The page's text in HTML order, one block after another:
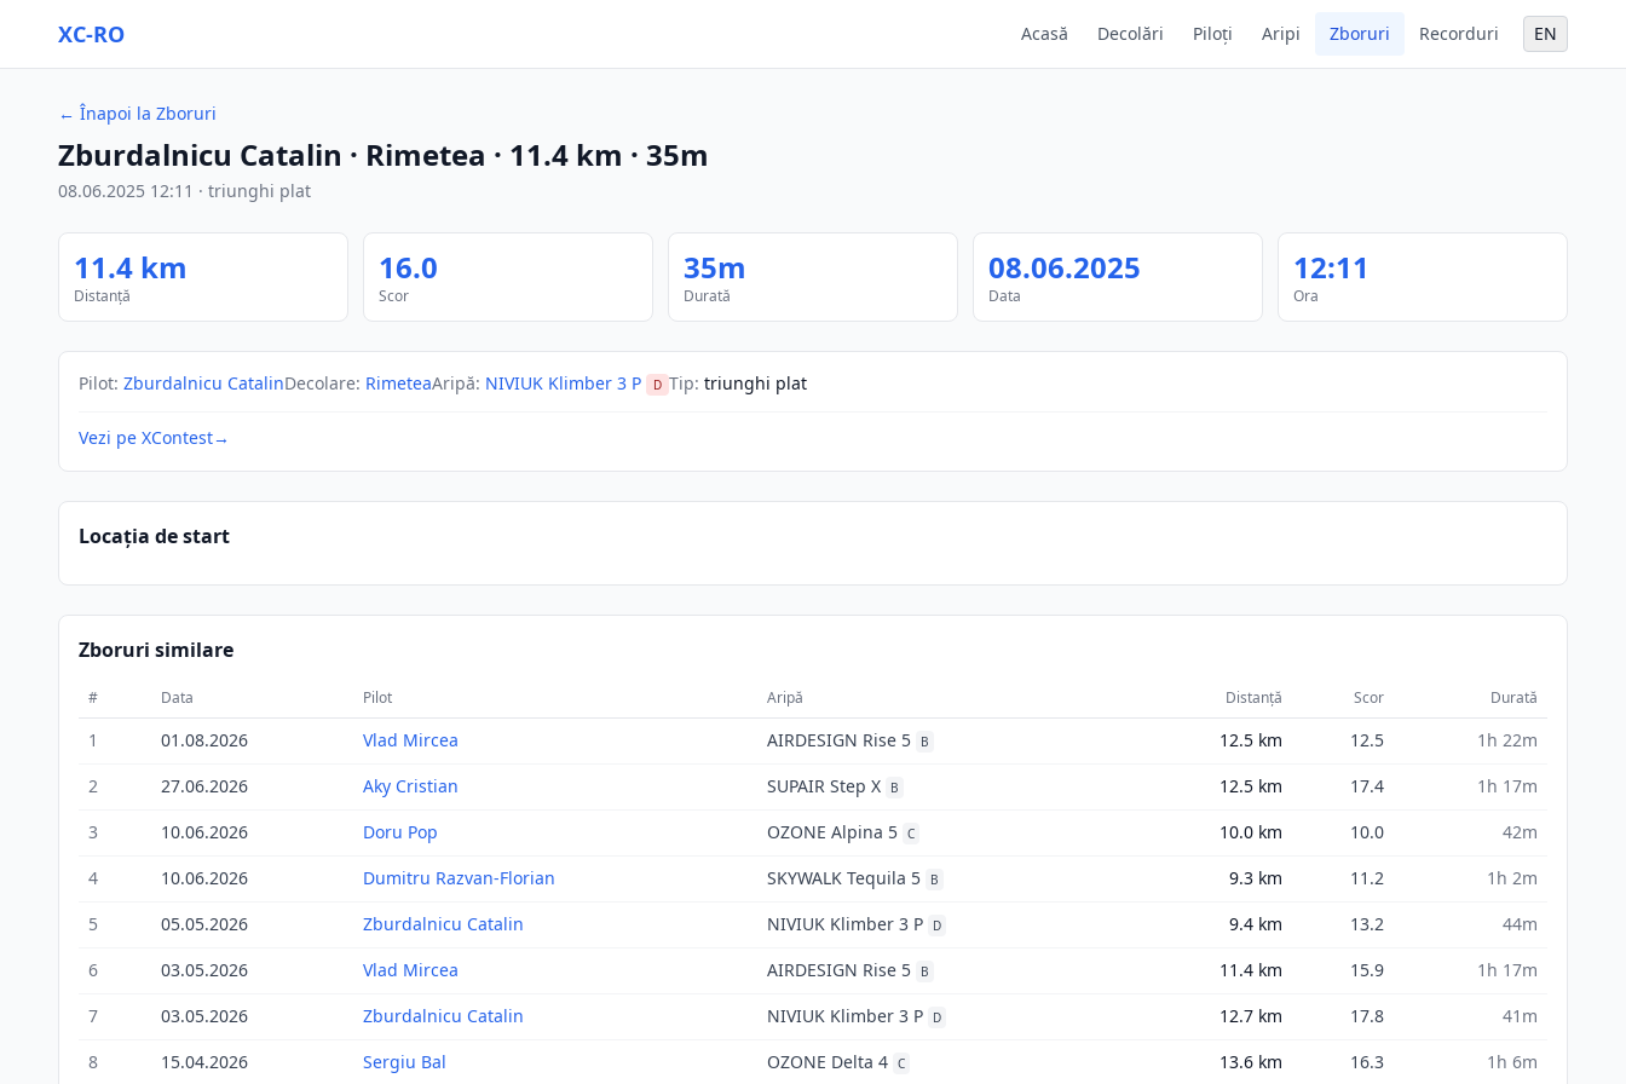
XC-RO Acasă Decolări Piloți Aripi Zboruri Recorduri EN
← Înapoi la Zboruri
Zburdalnicu Catalin · Rimetea · 11.4 km · 35m
08.06.2025 12:11 · triunghi plat
11.4 km
Distanță
16.0
Scor
35m
Durată
08.06.2025
Data
12:11
Ora
Pilot: Zburdalnicu CatalinDecolare: RimeteaAripă: NIVIUK Klimber 3 P D Tip: triunghi plat
Vezi pe XContest→
Locația de start
Zboruri similare
# Data Pilot Aripă Distanță Scor Durată
1 01.08.2026 Vlad Mircea AIRDESIGN Rise 5 B 12.5 km 12.5
1h 22m
2
27.06.2026 Aky Cristian SUPAIR Step X B 12.5 km 17.4
1h 17m
3
10.06.2026 Doru Pop OZONE Alpina 5 C 10.0 km 10.0
42m
4
10.06.2026 Dumitru Razvan-Florian SKYWALK Tequila 5 B 9.3 km 11.2
1h 2m
5
05.05.2026 Zburdalnicu Catalin NIVIUK Klimber 3 P D 9.4 km 13.2
44m
6
03.05.2026 Vlad Mircea AIRDESIGN Rise 5 B 11.4 km 15.9
1h 17m
7
03.05.2026 Zburdalnicu Catalin NIVIUK Klimber 3 P D 12.7 km 17.8
41m
8
15.04.2026 Sergiu Bal OZONE Delta 4 C 13.6 km 16.3 1h 6m